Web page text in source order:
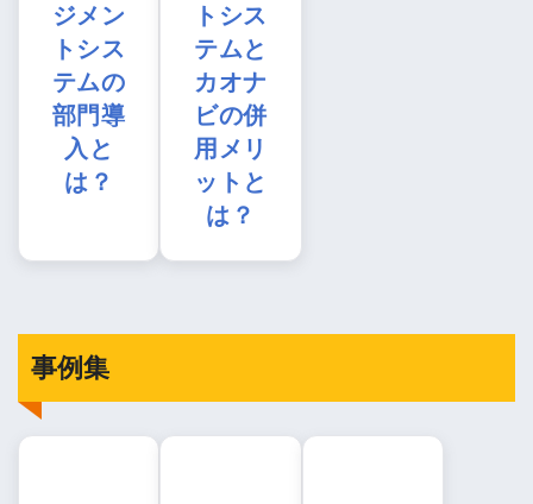
ジメン
トシス
テムの
部門導
入と
は？
トシス
テムと
カオナ
ビの併
用メリ
ットと
は？
事例集